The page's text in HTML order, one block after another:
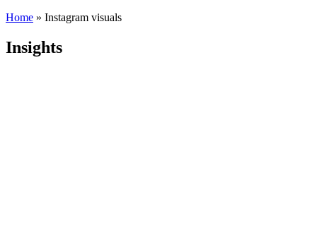
Home » Instagram visuals
Insights